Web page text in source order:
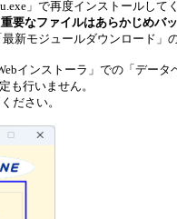
」で再度インストールして
要なファイルはあらかじめバ
新モジュールダウンロード」
インストーラ」での「デー
も行いません。
ださい。